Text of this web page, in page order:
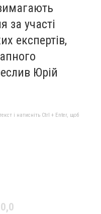
за участі
експертів,
Юрій
і натисніть Ctrl + Enter, щоб
0,0